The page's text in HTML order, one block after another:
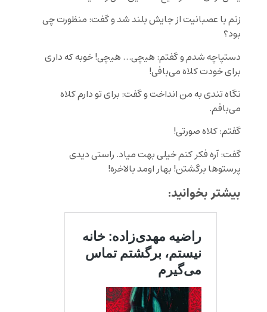
زنم با عصبانیت از جایش بلند شد و گفت: منظورت چی
بود؟
دستپاچه شدم و گفتم: هیچی… هیچی! خوبه که داری
برای خودت کلاه می‌بافی!
نگاه تندی به من انداخت و گفت: برای تو دارم کلاه
می‌بافم.
گفتم: کلاه صورتی!
گفت: آره فکر کنم خیلی بهت میاد. راستی دیدی
پرستوها برگشتن! بهار اومد بالاخره!
بیشتر بخوانید: